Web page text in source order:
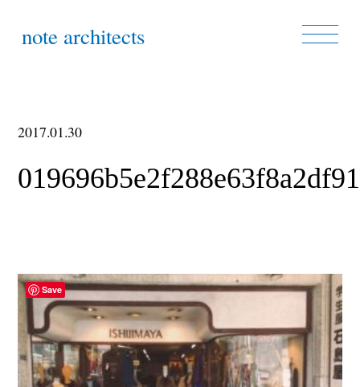
note architects
2017.01.30
Save